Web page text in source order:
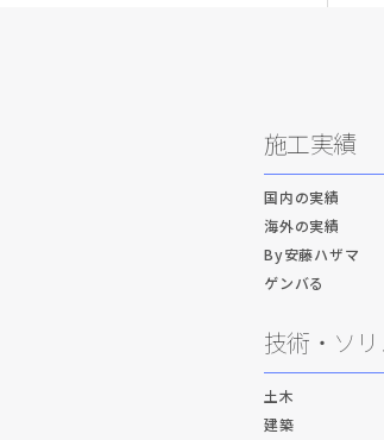
施工実績
国内の実績
海外の実績
By安藤ハザマ
ゲンバる
技術・ソ
土木
建築